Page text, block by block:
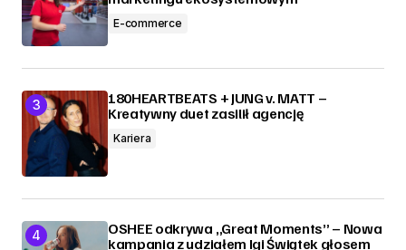
E-commerce
180HEARTBEATS + JUNG v. MATT –
Kreatywny duet zasilił agencję
Kariera
OSHEE odkrywa „Great Moments” – Nowa
kampania z udziałem Igi Świątek głosem